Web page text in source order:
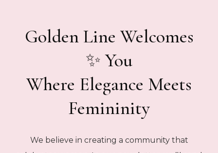
Golden Line Welcomes
You ✨
Where Elegance Meets
Femininity
We believe in creating a community that